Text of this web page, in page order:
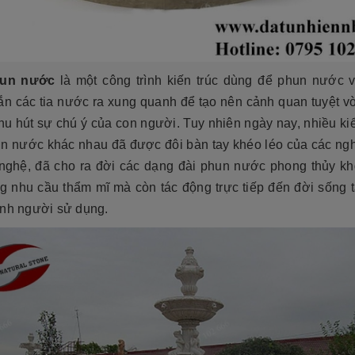
bền cao, mẫu mã đẹp, kiểu
tộc. Xây dựng mộ phần không chỉ là việc
tri ân công đức dưỡng dục sinh thành
của con cháu dành cho ông bà cha mẹ
nước là một công trình kiến trúc dùng để phun nước
các tia nước ra xung quanh để tạo nên cảnh quan tuyệt
hút sự chú ý của con người. Tuy nhiên ngày nay, nhiều
nước khác nhau đã được đôi bàn tay khéo léo của các
đã cho ra đời các dạng đài phun nước phong thủy
nhu cầu thẩm mĩ mà còn tác động trực tiếp đến đời sống
người sử dụng.